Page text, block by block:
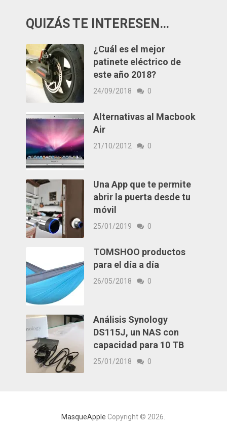
QUIZÁS TE INTERESEN…
¿Cuál es el mejor
patinete eléctrico de
este año 2018?
24/09/2018 0
Alternativas al Macbook
Air
21/10/2012 0
Una App que te permite
abrir la puerta desde tu
móvil
25/01/2019 0
TOMSHOO productos
para el día a día
26/05/2018 0
Análisis Synology
DS115J, un NAS con
capacidad para 10 TB
25/01/2018 0
MasqueApple Copyright © 2026.